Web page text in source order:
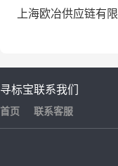
上海欧冶供应链有
寻标宝
首页
联系我们
联系客服